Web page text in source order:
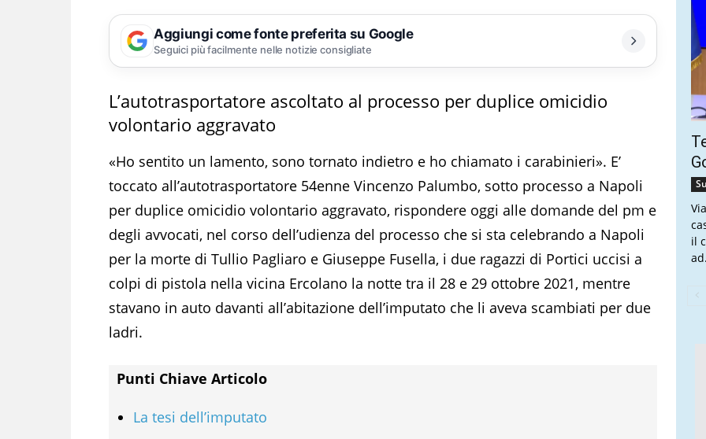
Aggiungi come fonte preferita su Google
Seguici più facilmente nelle notizie consigliate
L’autotrasportatore ascoltato al processo per duplice omicidio
volontario aggravato
«Ho sentito un lamento, sono tornato indietro e ho chiamato i carabinieri». E’
toccato all’autotrasportatore 54enne Vincenzo Palumbo, sotto processo a Napoli
per duplice omicidio volontario aggravato, rispondere oggi alle domande del pm e
degli avvocati, nel corso dell’udienza del processo che si sta celebrando a Napoli
per la morte di Tullio Pagliaro e Giuseppe Fusella, i due ragazzi di Portici uccisi a
colpi di pistola nella vicina Ercolano la notte tra il 28 e 29 ottobre 2021, mentre
stavano in auto davanti all’abitazione dell’imputato che li aveva scambiati per due
ladri.
Punti Chiave Articolo
La tesi dell’imputato
il